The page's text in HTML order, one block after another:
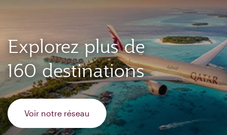
Explorez plus de
160 destinations
Voir notre réseau